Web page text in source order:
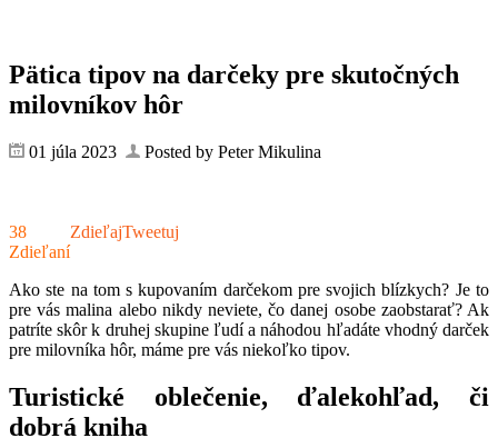
Pätica tipov na darčeky pre skutočných
milovníkov hôr
01 júla 2023 Posted by Peter Mikulina
38
Zdieľaní
ZdieľajTweetuj
Ako ste na tom s kupovaním darčekom pre svojich blízkych? Je to
pre vás malina alebo nikdy neviete, čo danej osobe zaobstarať? Ak
patríte skôr k druhej skupine ľudí a náhodou hľadáte vhodný darček
pre milovníka hôr, máme pre vás niekoľko tipov.
Turistické oblečenie, ďalekohľad, či
dobrá kniha